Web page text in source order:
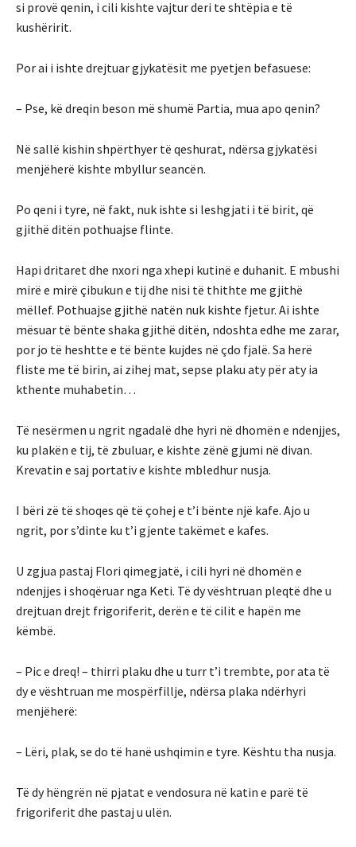
si provë qenin, i cili kishte vajtur deri te shtëpia e të
kushëririt.
Por ai i ishte drejtuar gjykatësit me pyetjen befasuese:
– Pse, kë dreqin beson më shumë Partia, mua apo qenin?
Në sallë kishin shpërthyer të qeshurat, ndërsa gjykatësi
menjëherë kishte mbyllur seancën.
Po qeni i tyre, në fakt, nuk ishte si leshgjati i të birit, që
gjithë ditën pothuajse flinte.
Hapi dritaret dhe nxori nga xhepi kutinë e duhanit. E mbushi
mirë e mirë çibukun e tij dhe nisi të thithte me gjithë
mëllef. Pothuajse gjithë natën nuk kishte fjetur. Ai ishte
mësuar të bënte shaka gjithë ditën, ndoshta edhe me zarar,
por jo të heshtte e të bënte kujdes në çdo fjalë. Sa herë
fliste me të birin, ai zihej mat, sepse plaku aty për aty ia
kthente muhabetin…
Të nesërmen u ngrit ngadalë dhe hyri në dhomën e ndenjjes,
ku plakën e tij, të zbuluar, e kishte zënë gjumi në divan.
Krevatin e saj portativ e kishte mbledhur nusja.
I bëri zë të shoqes që të çohej e t’i bënte një kafe. Ajo u
ngrit, por s’dinte ku t’i gjente takëmet e kafes.
U zgjua pastaj Flori qimegjatë, i cili hyri në dhomën e
ndenjjes i shoqëruar nga Keti. Të dy vështruan pleqtë dhe u
drejtuan drejt frigoriferit, derën e të cilit e hapën me
këmbë.
– Pic e dreq! – thirri plaku dhe u turr t’i trembte, por ata të
dy e vështruan me mospërfillje, ndërsa plaka ndërhyri
menjëherë:
– Lëri, plak, se do të hanë ushqimin e tyre. Kështu tha nusja.
Të dy hëngrën në pjatat e vendosura në katin e parë të
frigoriferit dhe pastaj u ulën.